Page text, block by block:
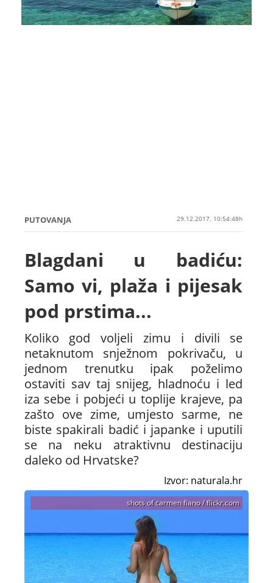
PUTOVANJA 29.12.2017. 10:54:48h
Blagdani u badiću:
Samo vi, plaža i pijesak
pod prstima...
Koliko god voljeli zimu i divili se
netaknutom snježnom pokrivaču, u
jednom trenutku ipak poželimo
ostaviti sav taj snijeg, hladnoću i led
iza sebe i pobjeći u toplije krajeve, pa
zašto ove zime, umjesto sarme, ne
biste spakirali badić i japanke i uputili
se na neku atraktivnu destinaciju
daleko od Hrvatske?
Izvor: naturala.hr
shots of carmen fiano / flickr.com